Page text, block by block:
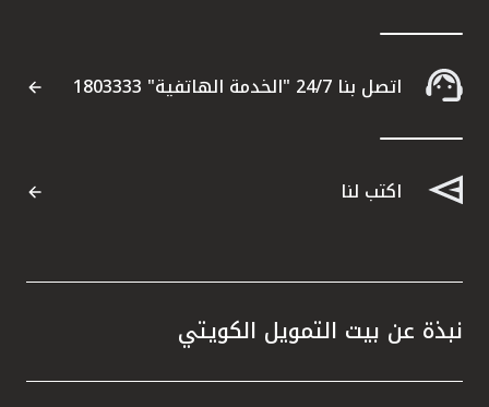
اتصل بنا
مواقع الفروع وأجهزة الصرف الآلي
ألمانيا
تركيا
مصر
اتصل بنا 24/7 "الخدمة الهاتفية" 1803333
اكتب لنا
نبذة عن بيت التمويل الكويتي